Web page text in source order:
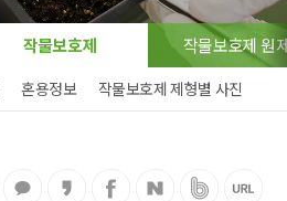
작물보호제 작물보호제 원
혼용정보 작물보호제 제형별 사진